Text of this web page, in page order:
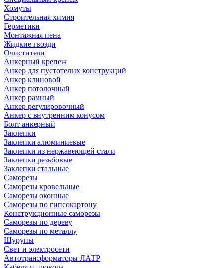
Хомуты
Строительная химия
Герметики
Монтажная пена
Жидкие гвозди
Очистители
Анкерный крепеж
Анкер для пустотелых конструкций
Анкер клиновой
Анкер потолочный
Анкер рамный
Анкер регулировочный
Анкер с внутренним конусом
Болт анкерный
Заклепки
Заклепки алюминиевые
Заклепки из нержавеющей стали
Заклепки резьбовые
Заклепки стальные
Саморезы
Саморезы кровельные
Саморезы оконные
Саморезы по гипсокартону
Конструкционные саморезы
Саморезы по дереву
Саморезы по металлу
Шурупы
Свет и электросети
Автотрансформаторы ЛАТР